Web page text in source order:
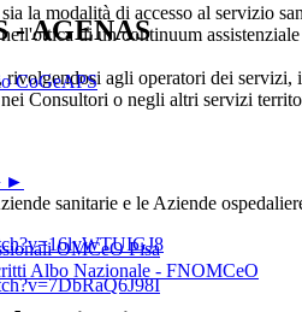
- AGENAS
CoGeAPS
OMCeO Pisa
Albo Nazionale - FNOMCeO
la modalità di accesso al servizio
di un continuum
rivolgendosi agli operatori dei
Consultori o negli altri servizi
sanitarie e le Aziende